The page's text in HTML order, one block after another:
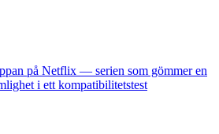
på Netflix — serien som gömmer en
i ett kompatibilitetstest